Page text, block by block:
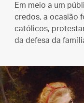
Em meio a um
credos, a ocasião
católicos,
da defesa da